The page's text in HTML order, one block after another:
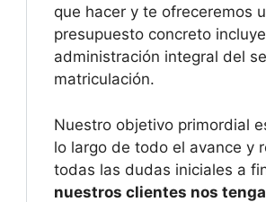
que hacer y te ofreceremos
presupuesto concreto
administración integral del
matriculación.
Nuestro objetivo primordial
lo largo de todo el avance y
todas las dudas iniciales a
nuestros clientes nos